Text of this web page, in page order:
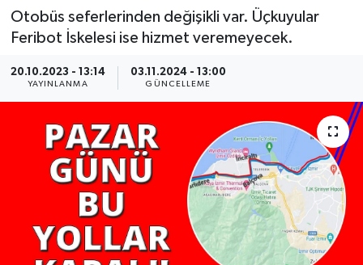
Otobüs seferlerinden değişikli var. Üçkuyular
Feribot İskelesi ise hizmet veremeyecek.
20.10.2023 - 13:14
YAYINLANMA
03.11.2024 - 13:00
GÜNCELLEME
POLİTİKA
Programlar
YAŞAM